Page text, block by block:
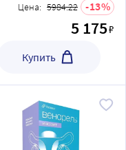
Цена: 5984.22 13
5 175₽
Купить